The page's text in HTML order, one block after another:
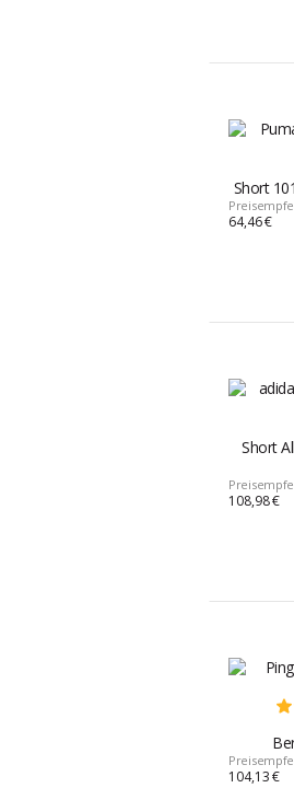
Short
64,46 €
Short
108,98 €
104,13 €